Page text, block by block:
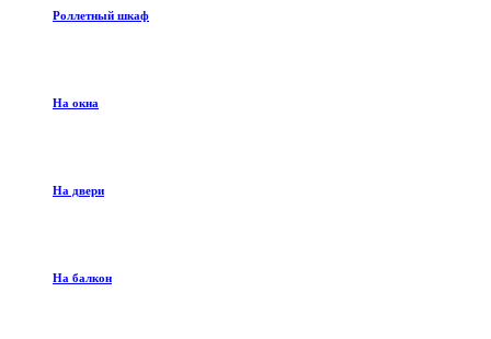
Роллетный шкаф
На окна
На двери
На балкон